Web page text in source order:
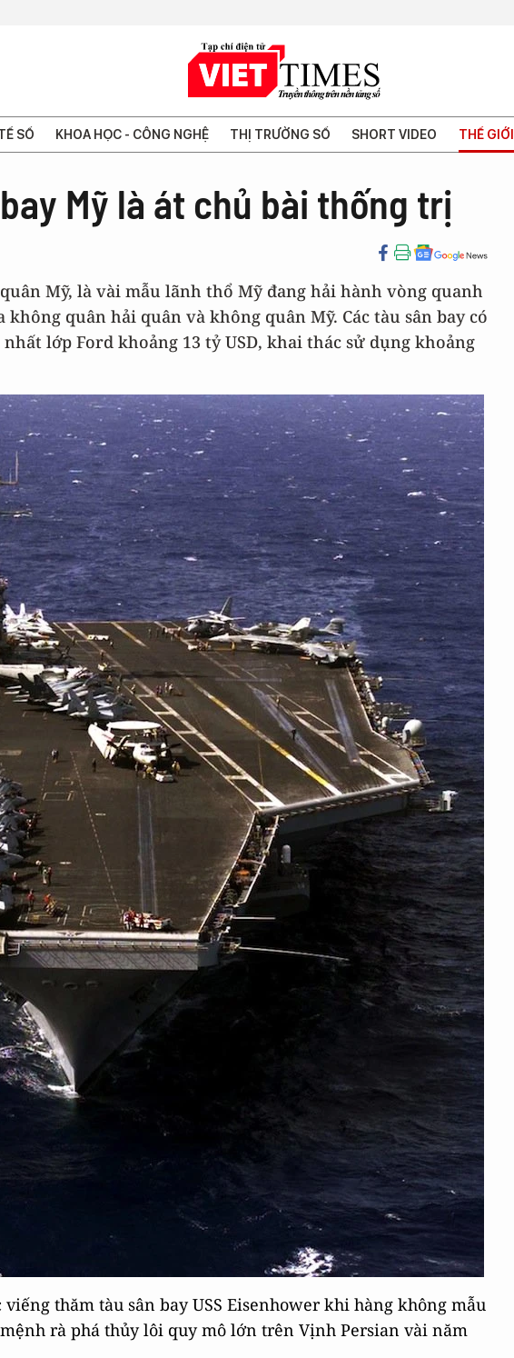
SỐ KHOA HỌC - CÔNG NGHỆ THỊ TRƯỜNG SỐ SHORT VIDEO THẾ GIỚI
Mỹ là át chủ bài thống trị
Mỹ, là vài mẫu lãnh thổ Mỹ đang hải hành vòng quanh
quân hải quân và không quân Mỹ. Các tàu sân bay có
lớp Ford khoảng 13 tỷ USD, khai thác sử dụng khoảng
thăm tàu sân bay USS Eisenhower khi hàng không mẫu
rà phá thủy lôi quy mô lớn trên Vịnh Persian vài năm